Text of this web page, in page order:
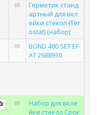
Герметик станд
артный для вкл
ейки стекол (Ter
ostat) (набор)
BOND 480 SET EF
AT 2688930
Набор для вкле
йки стекол Срок